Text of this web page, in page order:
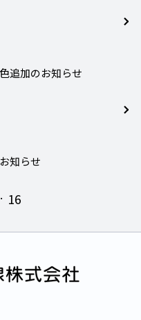
追加のお知らせ
知らせ
16